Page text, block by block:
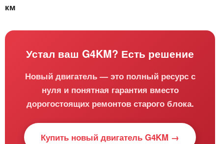
км
Устал ваш G4KM? Есть решение
Новый двигатель — это полный ресурс с
нуля и понятная гарантия вместо
дорогостоящих ремонтов старого блока.
Купить новый двигатель G4KM →